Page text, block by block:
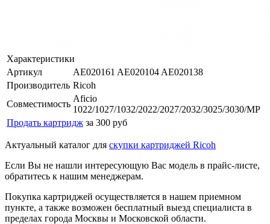
Характеристики
Артикул
AE020161 AE020104 AE020138
Производитель Ricoh
Совместимость
Aficio
1022/1027/1032/2022/2027/2032/3025/3030/MP
Продать картридж за 300 руб
Актуальный каталог для скупки картриджей Ricoh
Если Вы не нашли интересующую Вас модель в прайс-листе,
обратитесь к нашим менеджерам.
Покупка картриджей осуществляется в нашем приемном
пункте, а также возможен бесплатный выезд специалиста в
пределах города Москвы и Московской области.